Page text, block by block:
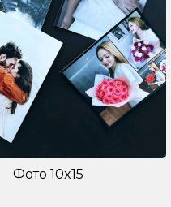
Фото 10x15